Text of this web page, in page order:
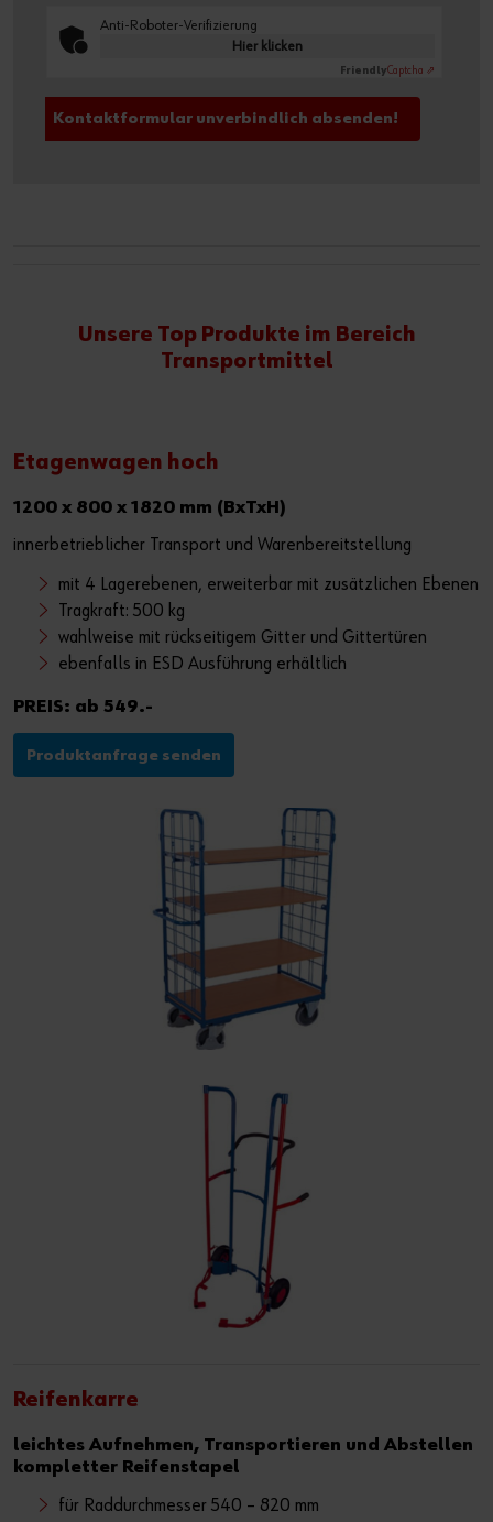
Anti-Roboter-Verifizierung
Hier klicken
FriendlyCaptcha ⇗
Unsere Top Produkte im Bereich
Transportmittel
Etagenwagen hoch
1200 x 800 x 1820 mm (BxTxH)
innerbetrieblicher Transport und Warenbereitstellung
mit 4 Lagerebenen, erweiterbar mit zusätzlichen Ebenen
Tragkraft: 500 kg
wahlweise mit rückseitigem Gitter und Gittertüren
ebenfalls in ESD Ausführung erhältlich
PREIS: ab 549.-
Produktanfrage senden
Reifenkarre
leichtes Aufnehmen, Transportieren und Abstellen
kompletter Reifenstapel
für Raddurchmesser 540 – 820 mm